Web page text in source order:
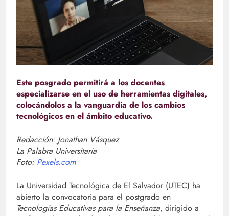
Este posgrado permitirá a los docentes
especializarse en el uso de herramientas digitales,
colocándolos a la vanguardia de los cambios
tecnológicos en el ámbito educativo.
Redacción: Jonathan Vásquez
La Palabra Universitaria
Foto: Pexels.com
La Universidad Tecnológica de El Salvador (UTEC) ha
abierto la convocatoria para el postgrado en
Tecnologías Educativas para la Enseñanza, dirigido a